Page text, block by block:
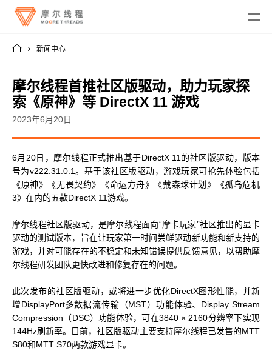
MTT SGX5000
MTT AICUBE
智娱摩方
MTT E300
MTT S5000
MTT S3000
MTT S2000
MTT S80
MTT S70
驱动程序
MUSA SDK
Moore Perf System
MUSA Deploy
AI 训练套件
摩笔马良
AI 语音
融合智算中心
DigitalME 数字人
AI Reality
云电脑
工业设计与制造
广播与专业音视频
视频会议
新闻中心
摩尔线程首推社区版驱动，助力玩家探
索《原神》等 DirectX 11 游戏
2023年6月20日
6月20日，摩尔线程正式推出基于DirectX 11的社区版驱动，版本
号为v222.31.0.1。基于该社区版驱动，游戏玩家可抢先体验包括
《原神》《无畏契约》《命运方舟》《戴森球计划》《孤岛危机
3》在内的五款DirectX 11游戏。
摩尔线程社区版驱动，是摩尔线程面向“摩卡玩家”社区推出的显卡
驱动的测试版本，旨在让玩家第一时间尝鲜驱动新功能和新支持的
游戏，并对可能存在的不稳定和未知错误提供反馈意见，以帮助摩
尔线程研发团队更快改进和修复存在的问题。
此次发布的社区版驱动，或将进一步优化DirectX图形性能，并新
增DisplayPort多数据流传输（MST）功能体验、Display Stream
Compression（DSC）功能体验，可在3840 × 2160分辨率下实现
144Hz刷新率。目前，社区版驱动主要支持摩尔线程已发售的MTT
S80和MTT S70两款游戏显卡。